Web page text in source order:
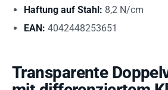
Haftung auf Stahl: 8,2 N/cm
EAN: 4042448253651
Transparente